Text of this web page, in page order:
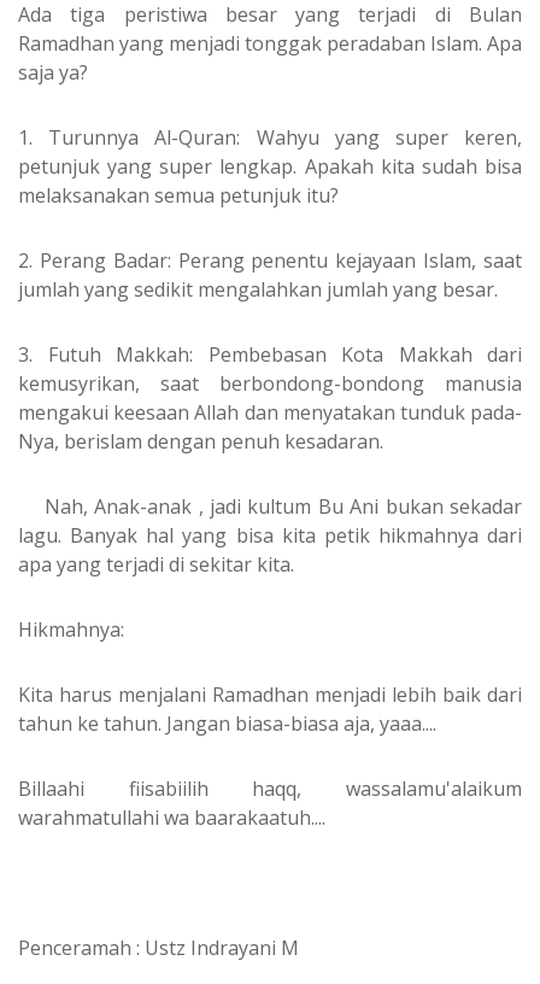
Ada tiga peristiwa besar yang terjadi di Bulan
Ramadhan yang menjadi tonggak peradaban Islam. Apa
saja ya?
1. Turunnya Al-Quran: Wahyu yang super keren,
petunjuk yang super lengkap. Apakah kita sudah bisa
melaksanakan semua petunjuk itu?
2. Perang Badar: Perang penentu kejayaan Islam, saat
jumlah yang sedikit mengalahkan jumlah yang besar.
3. Futuh Makkah: Pembebasan Kota Makkah dari
kemusyrikan, saat berbondong-bondong manusia
mengakui keesaan Allah dan menyatakan tunduk pada-
Nya, berislam dengan penuh kesadaran.
Nah, Anak-anak , jadi kultum Bu Ani bukan sekadar
lagu. Banyak hal yang bisa kita petik hikmahnya dari
apa yang terjadi di sekitar kita.
Hikmahnya:
Kita harus menjalani Ramadhan menjadi lebih baik dari
tahun ke tahun. Jangan biasa-biasa aja, yaaa....
Billaahi fiisabiilih haqq, wassalamu'alaikum
warahmatullahi wa baarakaatuh....
Penceramah : Ustz Indrayani M